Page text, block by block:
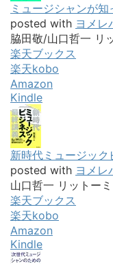
ミュージシャンが
posted with ヨメレ
脇田敬/山口哲一 リ
楽天ブックス
楽天kobo
Amazon
Kindle
新時代ミュージッ
posted with ヨメレ
山口哲一 リットー
楽天ブックス
楽天kobo
Amazon
Kindle